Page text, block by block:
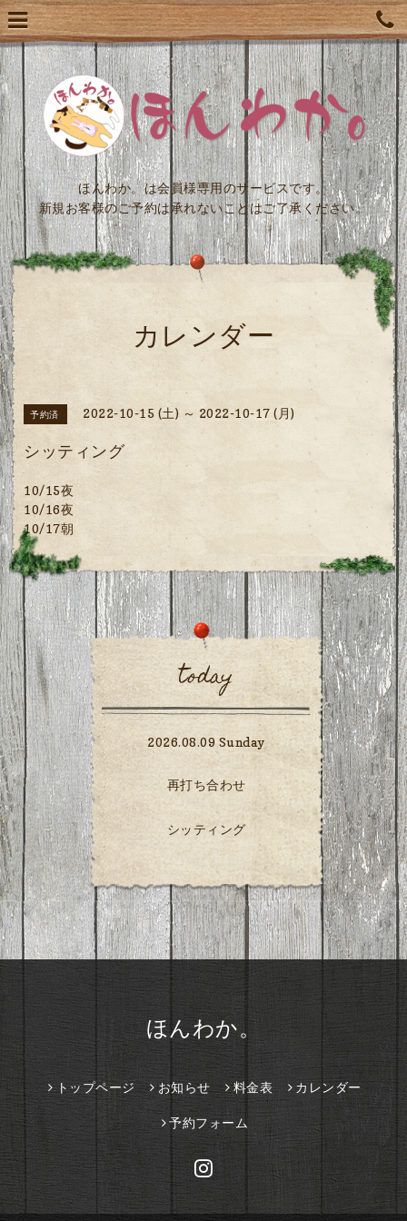
ほんわか。は会員様専用のサービスです。
新規お客様のご予約は承れないことはご了承ください。
カレンダー
予約済 2022-10-15 (土) ～ 2022-10-17 (月)
シッティング
10/15夜
10/16夜
10/17朝
today
2026.08.09 Sunday
再打ち合わせ
シッティング
ほんわか。
トップページ お知らせ 料金表 カレンダー
予約フォーム